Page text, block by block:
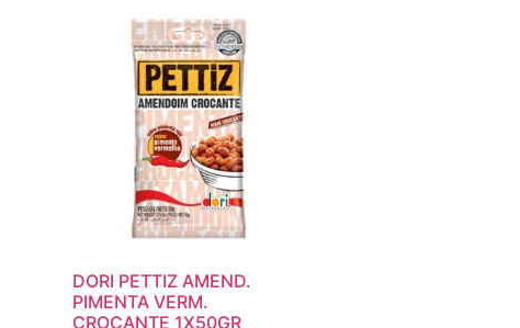
DORI PETTIZ AMEND.
PIMENTA VERM.
CROCANTE 1X50GR